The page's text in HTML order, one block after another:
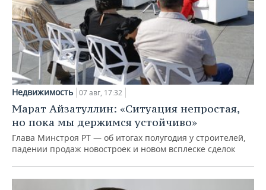
Недвижимость 07 авг, 17:32
Марат Айзатуллин: «Ситуация непростая,
но пока мы держимся устойчиво»
Глава Минстроя РТ — об итогах полугодия у строителей,
падении продаж новостроек и новом всплеске сделок